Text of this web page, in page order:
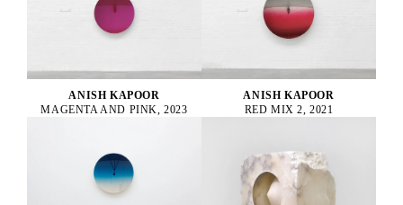
ANISH KAPOOR
MAGENTA AND PINK, 2023
ANISH KAPOOR
RED MIX 2, 2021